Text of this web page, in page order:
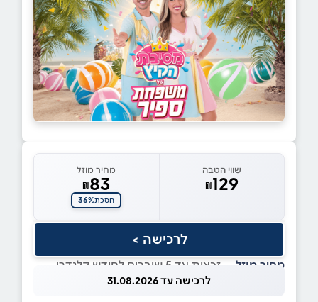
שווי הטבה
₪129
מחיר מוזל
₪83
חסכת36%
לרכישה >
מחיר מוזל — זכאות עד 5 שוברים לחודש קלנדרי
לרכישה עד 31.08.2026